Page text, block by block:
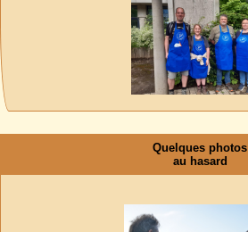
Quelques photos
au hasard